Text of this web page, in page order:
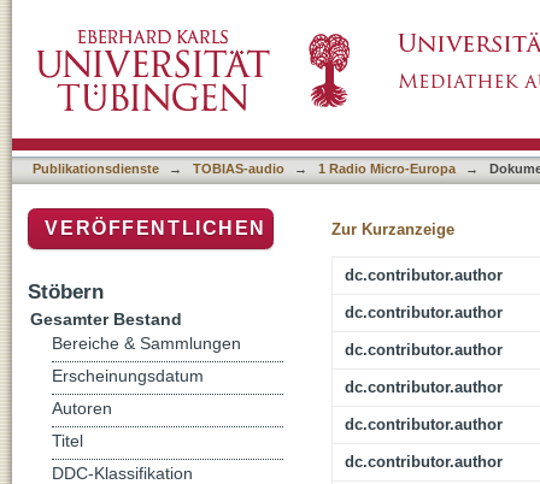
Publikationsdienste → TOBIAS-audio → 1 Radio Micro-Europa →
Zur Kurzanzeige
dc.contributor.author
dc.contributor.author
dc.contributor.author
dc.contributor.author
dc.contributor.author
dc.contributor.author
VERÖFFENTLICHEN
Stöbern
Gesamter Bestand
Bereiche & Sammlungen
Erscheinungsdatum
Autoren
Titel
DDC-Klassifikation